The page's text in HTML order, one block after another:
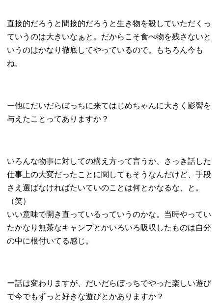
直接的だろうと間接的だろうと生き物を殺していただくっ
ていうのは大きいなぁと。だからこそ食べ物を残さないと
いうのはかなり徹底してやっているので。もちろん今も
ね。
ー他にだいだらぼっちに来てはじめちゃんに大きく影響を
与えたことってありますか？
いろんな物事に対しての構え方って言うか、さっき話した
仕事上の大変だったことに関してもそうなんだけど、手段
さえ選ばなければたいていのことは何とかなるな、と。
（笑）
いい意味で開き直っているっていうのかな。当時やってい
たかなり無茶なキャンプとかいろいろ吸収したものは自分
の中に根付いてる感じ。
ー話は変わりますが、だいだらぼっちでやった楽しい遊び
で今でもずっと好きな遊びとかありますか？